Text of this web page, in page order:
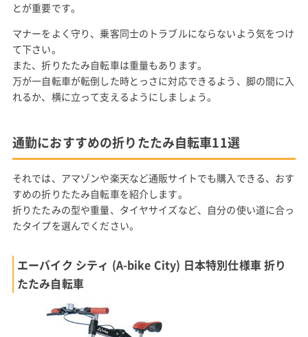
とが重要です。
マナーをよく守り、乗客同士のトラブルにならないよう気をつけ
て下さい。
また、折りたたみ自転車は重量もあります。
万が一自転車が転倒した時とっさに対応できるよう、脚の間に入
れるか、横に立って支えるようにしましょう。
通勤におすすめの折りたたみ自転車11選
それでは、アマゾンや楽天など通販サイトでも購入できる、おす
すめの折りたたみ自転車を紹介します。
折りたたみの型や重量、タイヤサイズなど、自分の使い道に合っ
たタイプを選んでください。
エーバイク シティ (A-bike City) 日本特別仕様車 折り
たたみ自転車